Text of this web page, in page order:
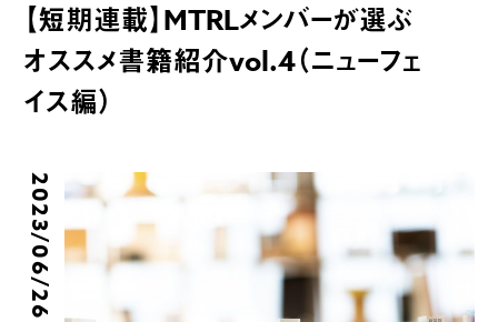
【短期連載】MTRLメンバーが選ぶ
オススメ書籍紹介vol.4（ニューフェ
イス編）
2023/06/26